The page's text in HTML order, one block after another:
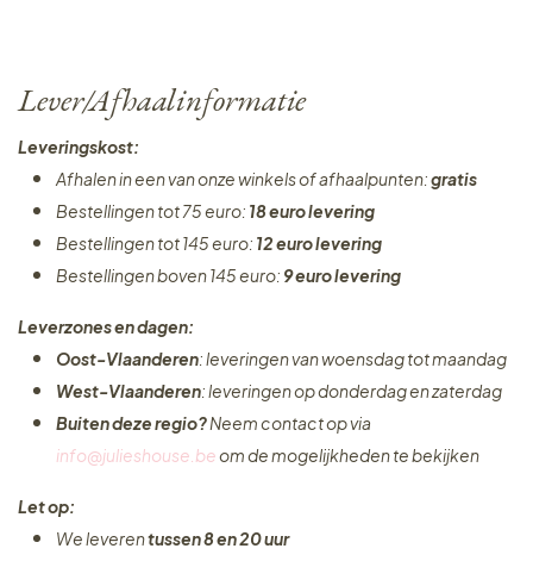
Lever/Afhaalinformatie
Leveringskost:
Afhalen in een van onze winkels of afhaalpunten:gratis
Bestellingen tot 75 euro: 18 euro levering
Bestellingen tot 145 euro: 12 euro levering
Bestellingen boven 145 euro: 9 euro levering
Leverzones en dagen:
Oost-Vlaanderen: leveringen van woensdag tot maandag
West-Vlaanderen: leveringen op donderdag en zaterdag
Buiten deze regio?Neem contact op via
info@julieshouse.beom de mogelijkheden te bekijken
Let op:
We leverentussen 8 en 20 uur